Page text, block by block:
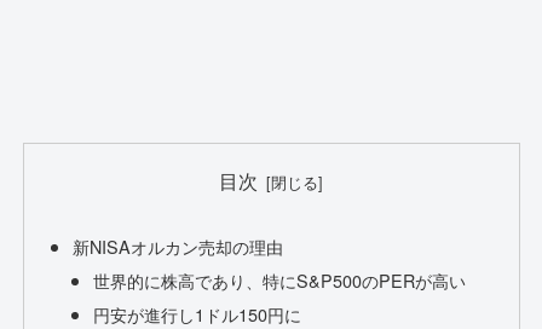
目次
新NISAオルカン売却の理由
世界的に株高であり、特にS&P500のPERが高い
円安が進行し1ドル150円に